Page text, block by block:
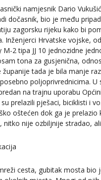
namjesnik Dario
dočasnik, bio je među
zagorsku rijeku kako bi
Inženjerci Hrvatske vojske,
M-2 tipa JJ 10 jednozidne
tona za gusjenična,
županije tada je bila manje
poljoprivrednicima.
na trajnu uporabu
prelazili pješaci, biciklisti i
oštećen dok ga je
nitko nije ozbiljnije stradao,
cesta, gubitak mosta bio